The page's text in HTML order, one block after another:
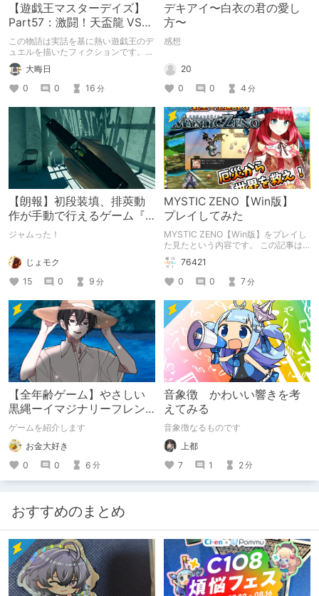
【遊戯王マスターデイズ】
Part57：激闘！天盃龍 VS
千年D【架空デュエル】
この物語は実話を基に熱い遊戯王のデ
ュエルを描いたフィクションです。
（自分用メモ：2025-05-14）
大晦日
0
0 16 分
デキアイ〜白衣の君の愛し
方〜
感想
20
0
0 4 分
【朗報】初段装填、排莢動
作が手動で行えるゲーム『
HOLE 』
ジャムった！
じょモク
15
0 9 分
MYSTIC ZENO【Win版】
プレイしてみた
MYSTIC ZENO【Win版】をプレイし
た見たという内容です。 この記事は
通常のクリエイターズ記事です。
76421
0
0 7分
【全年齢ゲーム】やさしい
黒縄ーイマジナリーフレン
ドの「彼」と過ごすおぼん
やすみー
ゲームを紹介します
お金大好き
0
0 6 分
音象徴 かわいい響きを考
えてみる
音象徴なるものです
上都
7
1 2分
おすすめのまとめ